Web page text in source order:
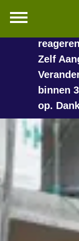
Naar hoofdinhoud
Naar
Naar zoeken
Ga naar Hoofd
langer
Zelf
binnen
op.